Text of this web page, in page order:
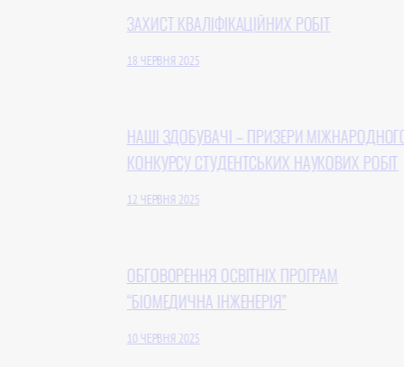
ЗАХИСТ КВАЛІФІКАЦІЙНИХ РОБІТ
18 ЧЕРВНЯ 2025
НАШІ ЗДОБУВАЧІ – ПРИЗЕРИ МІЖНАРОДНОГО
КОНКУРСУ СТУДЕНТСЬКИХ НАУКОВИХ РОБІТ
12 ЧЕРВНЯ 2025
ОБГОВОРЕННЯ ОСВІТНІХ ПРОГРАМ
“БІОМЕДИЧНА ІНЖЕНЕРІЯ”
10 ЧЕРВНЯ 2025